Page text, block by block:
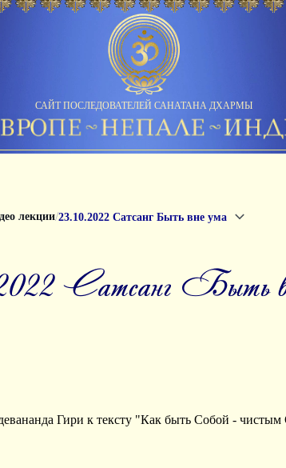
САЙТ ПОСЛЕДОВАТЕЛЕЙ САНАТАНА ДХАРМЫ
лекции/23.10.2022 Сатсанг Быть вне ума
Сатсанг Быть
Гири к тексту "Как быть Собой -